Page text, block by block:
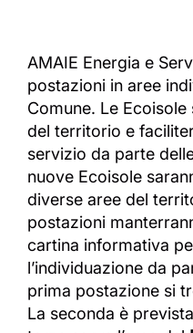
AMAIE Energia e
postazioni in aree
Comune. Le
del territorio e
servizio da parte
nuove Ecoisole
diverse aree del
postazioni
cartina informativa
l’individuazione da
prima postazione si
La seconda è